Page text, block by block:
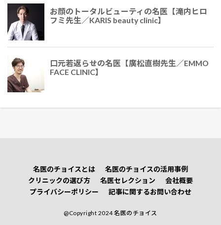
お顔のトータルビューティの名医【滝内ヒロ
フミ先生／KARIS beauty clinic】
口元若返らせの名医【廣松直樹先生／EMMO
FACE CLINIC】
名医のチョイスとは
名医のチョイスの活用事例
クリニックの選び方
名医セレクション
会社概要
プライバシーポリシー
記事に関するお問い合わせ
@Copyright 2024 名医のチョイス